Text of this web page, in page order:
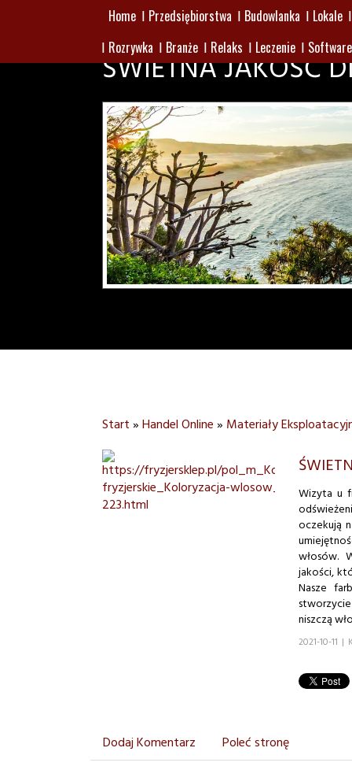
Home Przedsiębiorstwa Budowlanka
Lokale
Rozrywka
Branże Relaks Leczenie Software
ŚWIETNA JAKOŚĆ
Start»Handel Online» Materiały
Wizyta u
oczekują
włosów.
jakości,
Nasze
niszczą
2021-10-11 |
Dodaj Komentarz Poleć stronę